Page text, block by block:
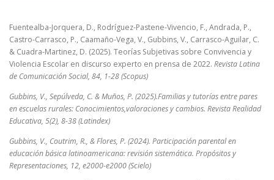
Fuentealba-Jorquera, D., Rodríguez-Pastene-Vivencio, F., Andrada, P.,
Castro-Carrasco, P., Caamaño-Vega, V., Gubbins, V., Carrasco-Aguilar, C.
& Cuadra-Martinez, D. (2025). Teorías Subjetivas sobre Convivencia y
Violencia Escolar en discurso experto en prensa de 2022. Revista Latina
de Comunicación Social, 84, 1-28 (Scopus)
Gubbins, V., Sepúlveda, C. & Muños, P. (2025).Familias y tutorías entre pares
en escuelas rurales: Conocimientos,valoraciones y cambios. Revista Realidad
Educativa, 5(2), 8-38 (Latindex)
Gubbins, V., Coutrim, R., & Flores, P. (2024). Participación parental en
educación básica latinoamericana: revisión sistemática. Propósitos y
Representaciones, 12, e2000-e2000 (Scielo)